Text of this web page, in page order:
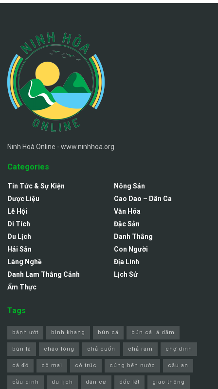
Ninh Hoà Online - www.ninhhoa.org
Categories
Tin Tức & Sự Kiện
Dược Liệu
Lễ Hội
Di Tích
Du Lịch
Hải Sản
Làng Nghề
Danh Lam Thắng Cảnh
Ẩm Thực
Nông Sản
Cao Dao – Dân Ca
Văn Hóa
Đặc Sản
Danh Thắng
Con Người
Địa Linh
Lịch Sử
Tags
bánh ướt bình khang bún cá bún cá lá dầm
bún lá cháo lòng chả cuốn chả ram chợ dinh
cá đỏ cô mai cô trúc cúng bến nước cầu an
cầu dinh du lịch dân cư dốc lết giao thông